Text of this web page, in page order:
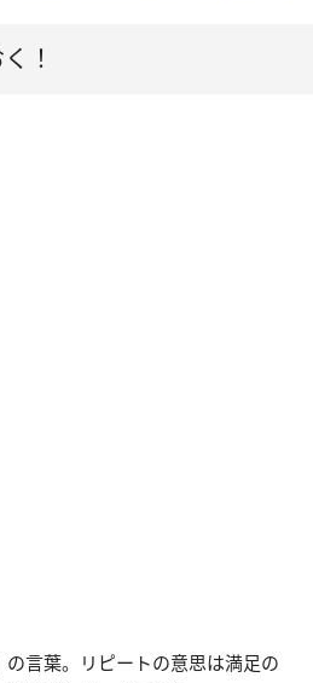
！
の言葉。リピートの意思は満足の